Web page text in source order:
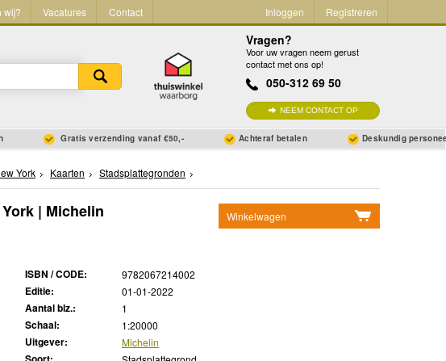
wij? Vacatures Contact Inloggen Registreren
Vragen?
Voor uw vragen neem gerust
contact met ons op!
050-312 69 50
NEEM CONTACT OP
Gratis verzending vanaf €50,- Achteraf betalen Deskundig
York Kaarten Stadsplattegronden
Winkelwagen
| Michelin
ISBN / CODE: 9782067214002
Editie: 01-01-2022
Aantal blz.: 1
Schaal: 1:20000
Uitgever: Michelin